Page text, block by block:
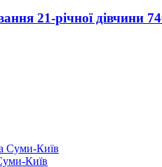
21-річної дівчини
Київ